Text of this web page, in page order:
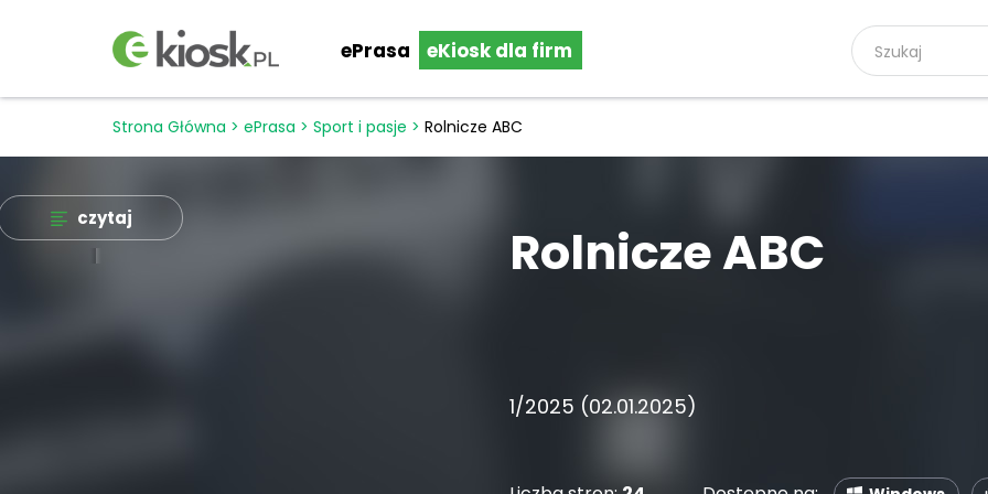
ePrasa eKiosk dla firm
Strona Główna > ePrasa > Sport i pasje > Rolnicze ABC
czytaj
Rolnicze ABC
1/2025 (02.01.2025)